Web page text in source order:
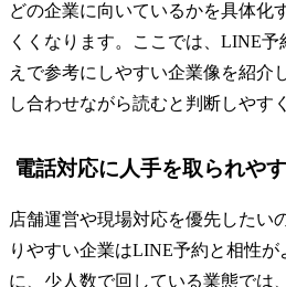
どの企業に向いているかを具体化
くくなります。ここでは、LINE予
えで参考にしやすい企業像を紹介
し合わせながら読むと判断しやす
電話対応に人手を取られや
店舗運営や現場対応を優先したい
りやすい企業はLINE予約と相性
に、少人数で回している業態では